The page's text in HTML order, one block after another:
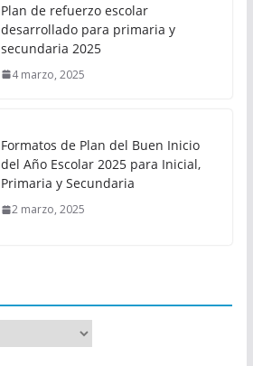
Plan de refuerzo escolar
desarrollado para primaria y
secundaria 2025
4 marzo, 2025
Formatos de Plan del Buen Inicio
del Año Escolar 2025 para Inicial,
Primaria y Secundaria
2 marzo, 2025